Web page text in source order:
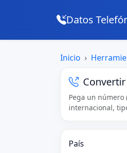
Datos
Inicio
Pega un
internacional,
País